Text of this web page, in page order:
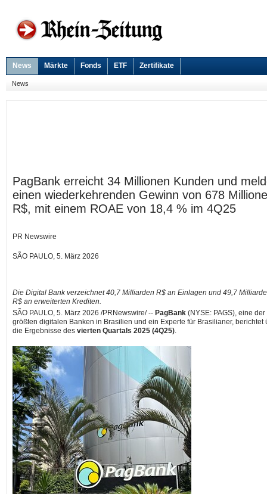
News Märkte Fonds ETF Zertifikate
News
PagBank erreicht 34 Millionen Kunden und
einen wiederkehrenden Gewinn von 678
R$, mit einem ROAE von 18,4 % im 4Q25
PR Newswire
SÃO PAULO, 5. März 2026
Die Digital Bank verzeichnet 40,7 Milliarden R$ an Einlagen und 49,7
R$ an erweiterten Krediten.
SÃO PAULO, 5. März 2026 /PRNewswire/ -- PagBank (NYSE: PAGS), eine der
größten digitalen Banken in Brasilien und ein Experte für Brasilianer, berichtet
die Ergebnisse des vierten Quartals 2025 (4Q25).